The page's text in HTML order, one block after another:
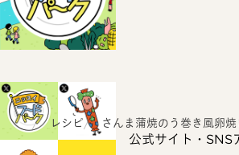
公式サイト・SNS
ホーム レシピ さんま蒲焼のう巻き風卵焼